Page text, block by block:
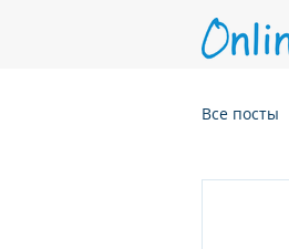
Все посты
Six